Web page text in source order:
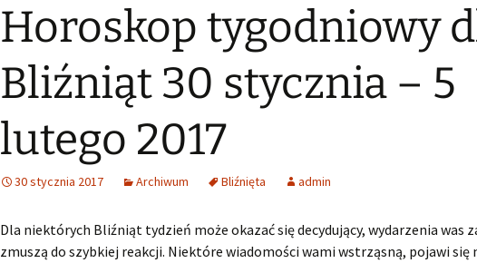
Horoskop tygodniowy
Bliźniąt 30 stycznia – 5
lutego 2017
30 stycznia 2017 Archiwum Bliźnięta admin
Dla niektórych Bliźniąt tydzień może okazać się decydujący, wydarzenia was
zmuszą do szybkiej reakcji. Niektóre wiadomości wami wstrząsną, pojawi się